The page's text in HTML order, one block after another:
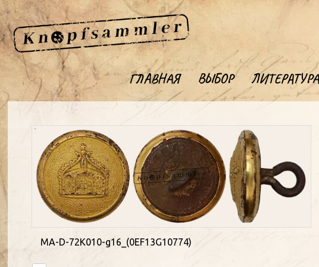
ГЛАВНАЯ ВЫБОР ЛИТЕРАТУРА
MA-D-72K010-g16_(0EF13G10774)